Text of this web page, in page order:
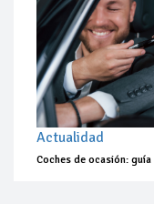
Actualidad
Coches de ocasión: